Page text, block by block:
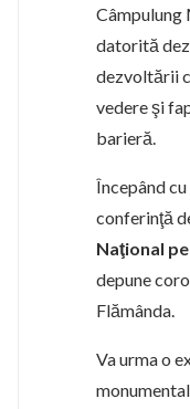
Câmpulung
datorită
dezvoltării
vedere şi
barieră.
Începând
conferinţă
Naţional
depune
Flămânda.
Va urma o